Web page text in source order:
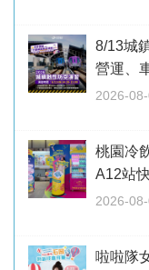
8/13城
營運、
2026-
桃園冷
A12站
2026-
啦啦隊